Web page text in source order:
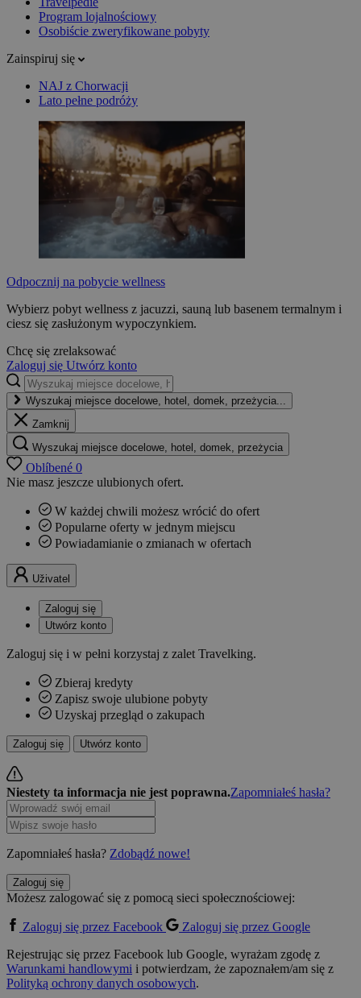
Program lojalnościowy
Osobiście zweryfikowane pobyty
Zainspiruj się
NAJ z Chorwacji
Lato pełne podróży
Odpocznij na pobycie wellness
Wybierz pobyt wellness z jacuzzi, sauną lub basenem termalnym i
ciesz się zasłużonym wypoczynkiem.
Chcę się zrelaksować
Zaloguj się Utwórz konto
Wyszukaj miejsce docelowe, hotel, domek, przeżycia...
Zamknij
Wyszukaj miejsce docelowe, hotel, domek, przeżycia
Oblíbené 0
Nie masz jeszcze ulubionych ofert.
W każdej chwili możesz wrócić do ofert
Popularne oferty w jednym miejscu
Powiadamianie o zmianach w ofertach
Uživatel
Zaloguj się
Utwórz konto
Zaloguj się i w pełni korzystaj z zalet Travelking.
Zbieraj kredyty
Zapisz swoje ulubione pobyty
Uzyskaj przegląd o zakupach
Zaloguj się Utwórz konto
Niestety ta informacja nie jest poprawna.Zapomniałeś hasła?
Zapomniałeś hasła? Zdobądź nowe!
Zaloguj się
Możesz zalogować się z pomocą sieci społecznościowej:
Zaloguj się przez Facebook
Zaloguj się przez Google
Rejestrując się przez Facebook lub Google, wyrażam zgodę z
Warunkami handlowymi i potwierdzam, że zapoznałem/am się z
Polityką ochrony danych osobowych.